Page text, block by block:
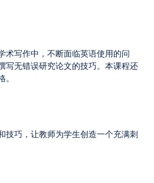
术写作中，不断面临英语使用的问
写无错误研究论文的技巧。本课程还
技巧，让教师为学生创造一个充满刺